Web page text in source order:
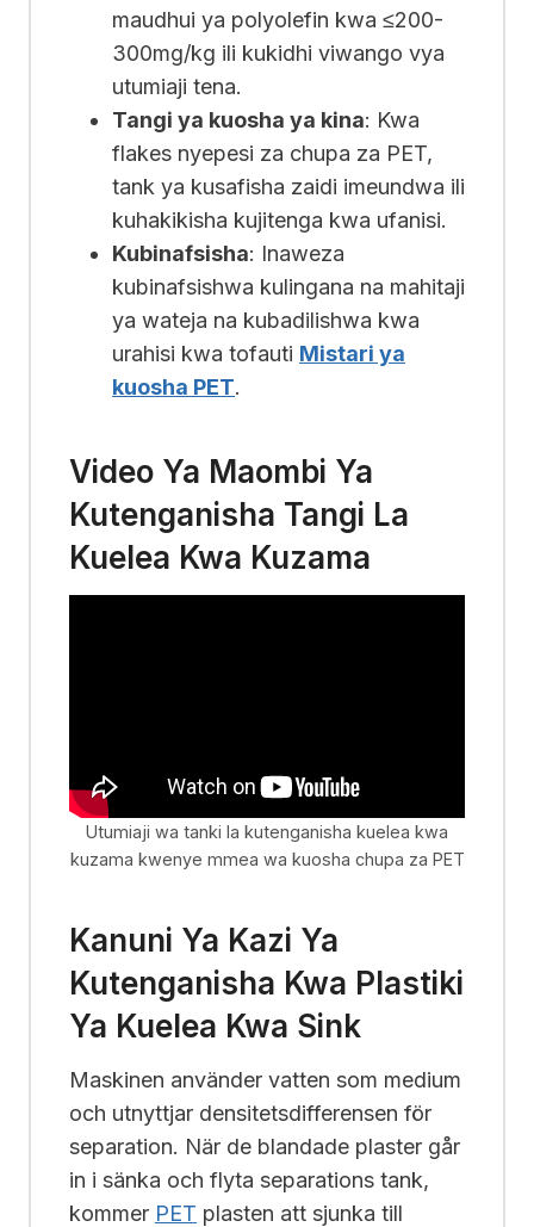
maudhui ya polyolefin kwa ≤200-
300mg/kg ili kukidhi viwango vya
utumiaji tena.
Tangi ya kuosha ya kina: Kwa
flakes nyepesi za chupa za PET,
tank ya kusafisha zaidi imeundwa ili
kuhakikisha kujitenga kwa ufanisi.
Kubinafsisha: Inaweza
kubinafsishwa kulingana na mahitaji
ya wateja na kubadilishwa kwa
urahisi kwa tofauti Mistari ya
kuosha PET.
Video Ya Maombi Ya
Kutenganisha Tangi La
Kuelea Kwa Kuzama
Utumiaji wa tanki la kutenganisha kuelea kwa
kuzama kwenye mmea wa kuosha chupa za PET
Kanuni Ya Kazi Ya
Kutenganisha Kwa Plastiki
Ya Kuelea Kwa Sink
Maskinen använder vatten som medium
och utnyttjar densitetsdifferensen för
separation. När de blandade plaster går
in i sänka och flyta separations tank,
kommer PET plasten att sjunka till